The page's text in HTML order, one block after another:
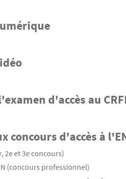
d'accès au
concours d'accès à
2e et 3e concours)
(concours professionnel)